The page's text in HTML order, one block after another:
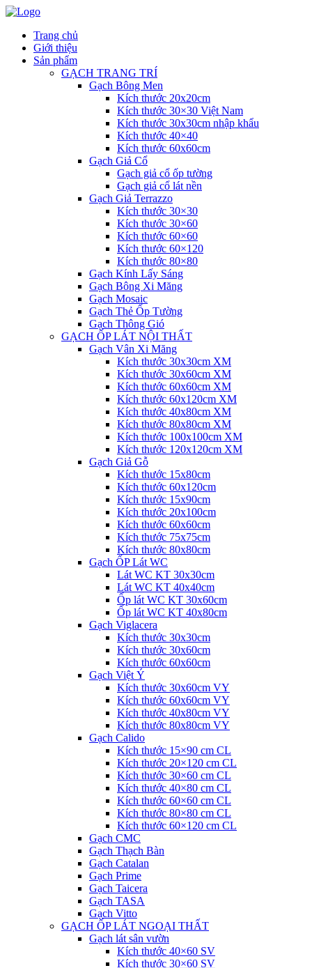
Trang chủ
Giới thiệu
Sản phẩm
GẠCH TRANG TRÍ
Gạch Bông Men
Kích thước 20x20cm
Kích thước 30×30 Việt Nam
Kích thước 30x30cm nhập khẩu
Kích thước 40×40
Kích thước 60x60cm
Gạch Giả Cổ
Gạch giả cổ ốp tường
Gạch giả cổ lát nền
Gạch Giả Terrazzo
Kích thước 30×30
Kích thước 30×60
Kích thước 60×60
Kích thước 60×120
Kích thước 80×80
Gạch Kính Lấy Sáng
Gạch Bông Xi Măng
Gạch Mosaic
Gạch Thẻ Ốp Tường
Gạch Thông Gió
GẠCH ỐP LÁT NỘI THẤT
Gạch Vân Xi Măng
Kích thước 30x30cm XM
Kích thước 30x60cm XM
Kích thước 60x60cm XM
Kích thước 60x120cm XM
Kích thước 40x80cm XM
Kích thước 80x80cm XM
Kích thước 100x100cm XM
Kích thước 120x120cm XM
Gạch Giả Gỗ
Kích thước 15x80cm
Kích thước 60x120cm
Kích thước 15x90cm
Kích thước 20x100cm
Kích thước 60x60cm
Kích thước 75x75cm
Kích thước 80x80cm
Gạch ỐP Lát WC
Lát WC KT 30x30cm
Lát WC KT 40x40cm
Ốp lát WC KT 30x60cm
Ốp lát WC KT 40x80cm
Gạch Viglacera
Kích thước 30x30cm
Kích thước 30x60cm
Kích thước 60x60cm
Gạch Việt Ý
Kích thước 30x60cm VY
Kích thước 60x60cm VY
Kích thước 40x80cm VY
Kích thước 80x80cm VY
Gạch Calido
Kích thước 15×90 cm CL
Kích thước 20×120 cm CL
Kích thước 30×60 cm CL
Kích thước 40×80 cm CL
Kích thước 60×60 cm CL
Kích thước 80×80 cm CL
Kích thước 60×120 cm CL
Gạch CMC
Gạch Thạch Bàn
Gạch Catalan
Gạch Prime
Gạch Taicera
Gạch TASA
Gạch Vitto
GẠCH ỐP LÁT NGOẠI THẤT
Gạch lát sân vườn
Kích thước 40×60 SV
Kích thước 30×60 SV